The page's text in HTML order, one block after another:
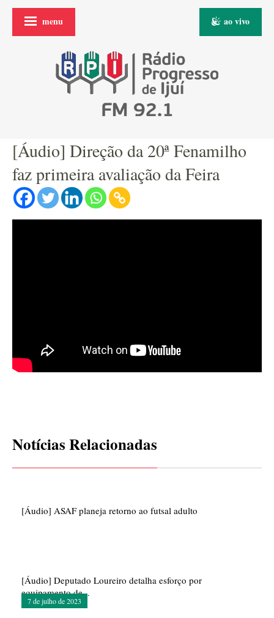
menu ao vivo
[Áudio] Direção da 20ª Fenamilho
faz primeira avaliação da Feira
Notícias Relacionadas
7 de julho de 2023
[Áudio] ASAF planeja retorno ao futsal adulto
[Áudio] Deputado Loureiro detalha esforço por
equipamento de...